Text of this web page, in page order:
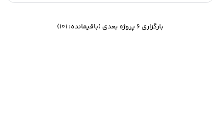
بارگزاری 6 پروژه بعدی (باقیمانده: 101)